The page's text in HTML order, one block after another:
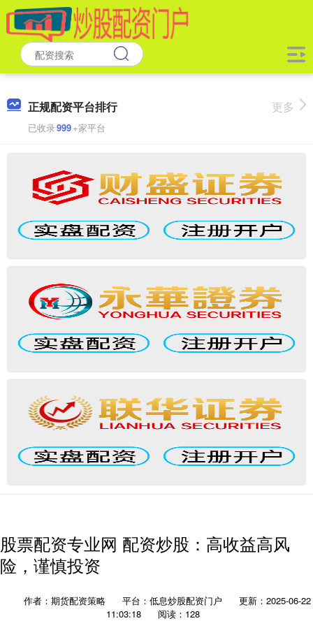
正规配资平台排行
已收录999+家平台
更多
股票配资专业网 配资炒股：高收益高风
险，谨慎投资
作者：期货配资策略 平台：低息炒股配资门户
更新：2025-06-22
11:03:18
阅读：128